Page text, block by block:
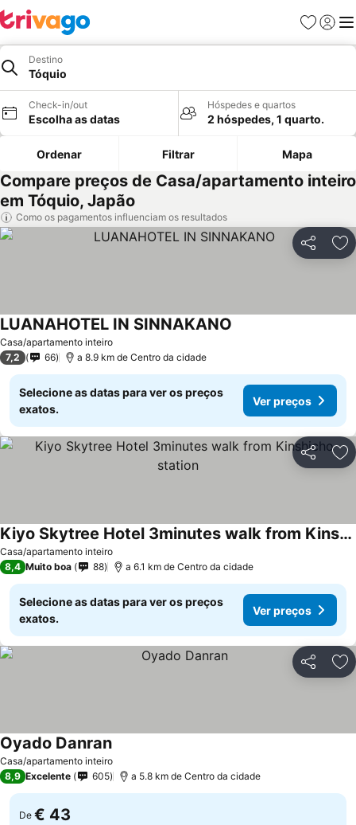
Favoritos
Iniciar
Destino
Tóquio
Check-in/out
Escolha as datas
Hóspedes e quartos
2 hóspedes, 1 quarto.
Ordenar Filtrar Mapa
Compare preços de Casa/apartamento inteiro
em Tóquio, Japão
Como os pagamentos influenciam os resultados
Partilhar
Casa/apartamento inteiro
LUANAHOTEL IN SINNAKANO
7,2 66 a 8.9 km de Centro da cidade
Selecione as datas para ver os preços
exatos.
Ver preços
Partilhar
Casa/apartamento inteiro
Kiyo Skytree Hotel 3minutes walk from Kinshicho station
8,4 Muito boa 88 a 6.1 km de Centro da cidade
Selecione as datas para ver os preços
exatos.
Ver preços
Partilhar
Casa/apartamento inteiro
Oyado Danran
8,9 Excelente 605 a 5.8 km de Centro da cidade
De € 43